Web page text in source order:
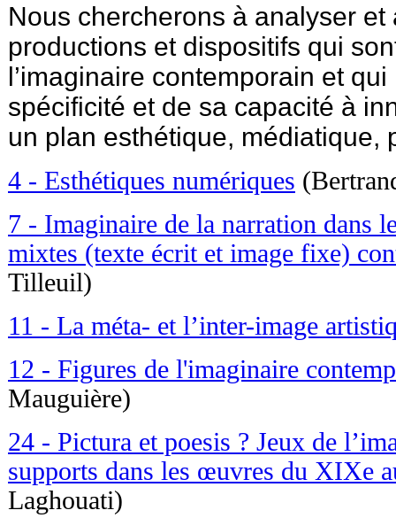
Nous chercherons à analyser et
productions et dispositifs qui
l’imaginaire contemporain et
spécificité et de sa capacité à
un plan esthétique, médiatique,
4 - Esthétiques numériques
7 - Imaginaire de la narration dans
mixtes (texte écrit et image fixe)
Tilleuil)
11 - La méta- et l’inter-image
12 - Figures de l'imaginaire
Mauguière)
24 - Pictura et poesis ? Jeux de
supports dans les œuvres du XIXe
Laghouati)